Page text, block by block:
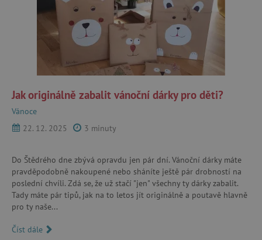
Jak originálně zabalit vánoční dárky pro děti?
Vánoce
22. 12. 2025
3 minuty
Do Štědrého dne zbývá opravdu jen pár dní. Vánoční dárky máte
pravděpodobně nakoupené nebo sháníte ještě pár drobností na
poslední chvíli. Zdá se, že už stačí "jen" všechny ty dárky zabalit.
Tady máte pár tipů, jak na to letos jít originálně a poutavě hlavně
pro ty naše...
Číst dále